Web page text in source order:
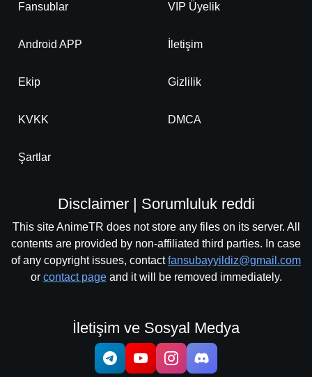
Fansublar VIP Üyelik
Android APP İletişim
Ekip Gizlilik
KVKK DMCA
Şartlar
Disclaimer | Sorumluluk reddi
This site AnimeTR does not store any files on its server. All
contents are provided by non-affiliated third parties. In case
of any copyright issues, contactfansubayyildiz@gmail.com
or contact pageand it will be removed immediately.
İletişim ve Sosyal Medya